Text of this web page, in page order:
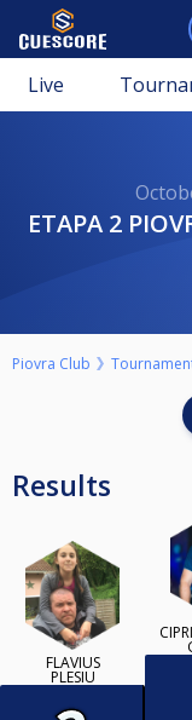
Live
ETAPA 2 PIOVRA LEAGUE CLUJ-NAPOCA 25
Piovra Club
Results
FLAVIUS
PLESIU